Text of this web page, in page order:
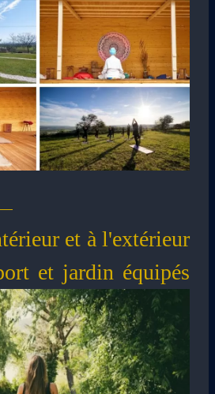
et à l'extérieur
et jardin équipés